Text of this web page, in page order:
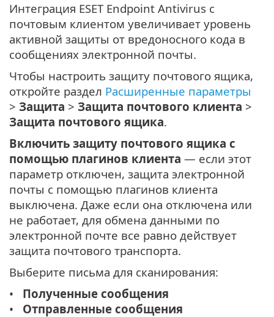
Интеграция ESET Endpoint Antivirus с
почтовым клиентом увеличивает уровень
активной защиты от вредоносного кода в
сообщениях электронной почты.
Чтобы настроить защиту почтового ящика,
откройте раздел Расширенные параметры
> Защита > Защита почтового клиента >
Защита почтового ящика.
Включить защиту почтового ящика с
помощью плагинов клиента — если этот
параметр отключен, защита электронной
почты с помощью плагинов клиента
выключена. Даже если она отключена или
не работает, для обмена данными по
электронной почте все равно действует
защита почтового транспорта.
Выберите письма для сканирования:
Полученные сообщения
Отправленные сообщения